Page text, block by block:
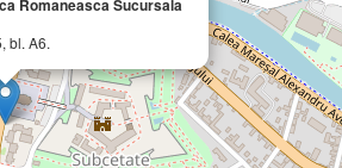
Romaneasca Sucursala
bl. A6.